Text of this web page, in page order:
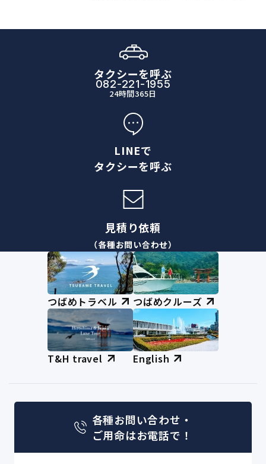
タクシーを呼ぶ
082-221-1955
24時間365日
LINEで
タクシーを呼ぶ
見積り依頼
（各種お問い合わせ）
つばめトラベル つばめクルーズ
T&H travel English
各種お問い合わせ・
ご用命はお電話で！